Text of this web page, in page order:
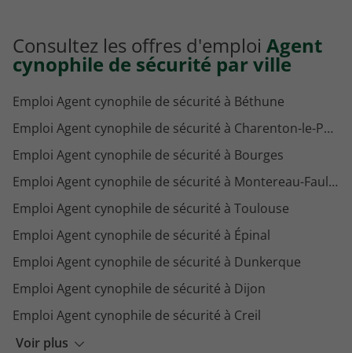
Consultez les offres d'emploi Agent
cynophile de sécurité par ville
Voir plus
Emploi Agent cynophile de sécurité à Béthune
Emploi Agent cynophile de sécurité à Charenton-le-Pont
Emploi Agent cynophile de sécurité à Bourges
Emploi Agent cynophile de sécurité à Montereau-Fault-Yonne
Emploi Agent cynophile de sécurité à Toulouse
Emploi Agent cynophile de sécurité à Épinal
Emploi Agent cynophile de sécurité à Dunkerque
Emploi Agent cynophile de sécurité à Dijon
Emploi Agent cynophile de sécurité à Creil
Emploi Agent cynophile de sécurité à Compiègne